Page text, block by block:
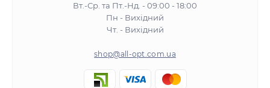
Вт.-Ср. та Пт.-Нд. - 09:00 - 18:00
Пн - Вихідний
Чт. - Вихідний
shop@all-opt.com.ua